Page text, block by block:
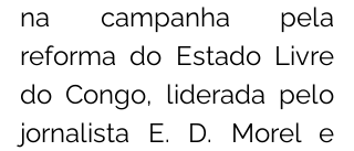
na campanha pela
reforma do Estado Livre
do Congo, liderada pelo
jornalista E. D. Morel e